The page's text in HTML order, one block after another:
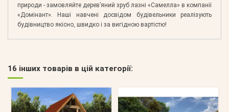
природи - замовляйте дерев’яний зруб лазні «Самелла» в компанії
«Домінант». Наші навчені досвідом будівельники реалізують
будівництво якісно, швидко і за вигідною вартістю!
16 інших товарів в цій категорії: